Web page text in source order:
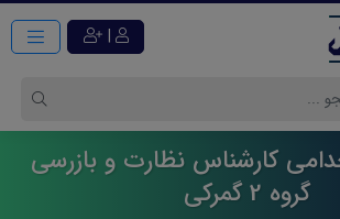
|
کارشناس نظارت و بازرسی
گروه 2 گمرکی